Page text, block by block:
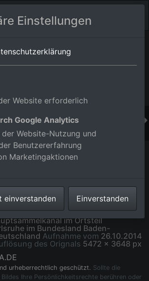
von Karlsruhe/Knielingen
Württemberg,Deutschland
der Mineralölraffinerie
im Ortsteil
im Bundesland Baden-
Aufnahme vom 26.10.2014
des Orignals 5472 x 3648 px
urheberrechtlich geschützt. Sollte die
Ihre Persönlichkeitsrechte berühren oder
Einstellungen
Website erforderlich
Google Analytics
Website-Nutzung und
Benutzererfahrung
Marketingaktionen
einverstanden Einverstanden